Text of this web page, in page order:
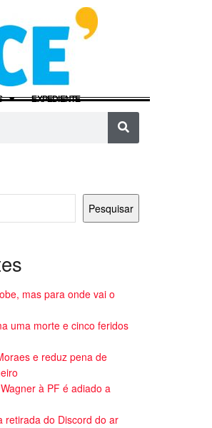
EXPEDIENTE
Pesquisar
mas para onde vai o
uma morte e cinco feridos
e reduz pena de
à PF é adiado a
retirada do Discord do ar